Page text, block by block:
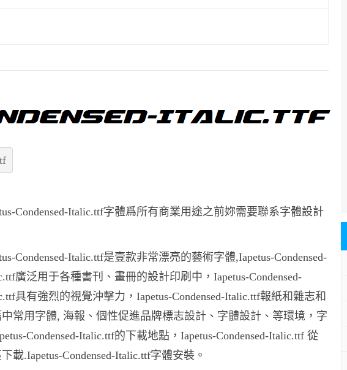
Condensed-Italic.ttf字體爲所有商業用途之前妳需要聯系字體設計
Condensed-Italic.ttf是壹款非常漂亮的藝術字體,Iapetus-Condensed-
廣泛用于各種書刊、畫冊的設計印刷中，Iapetus-Condensed-
具有強烈的視覺沖擊力，Iapetus-Condensed-Italic.ttf報紙和雜志和
常用字體, 海報、個性促進品牌標志設計、字體設計、等環境，字
Condensed-Italic.ttf的下載地點，Iapetus-Condensed-Italic.ttf 從
載.Iapetus-Condensed-Italic.ttf字體安裝。